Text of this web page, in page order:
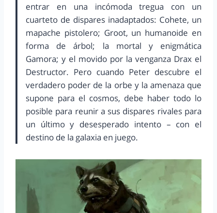
entrar en una incómoda tregua con un
cuarteto de dispares inadaptados: Cohete, un
mapache pistolero; Groot, un humanoide en
forma de árbol; la mortal y enigmática
Gamora; y el movido por la venganza Drax el
Destructor. Pero cuando Peter descubre el
verdadero poder de la orbe y la amenaza que
supone para el cosmos, debe haber todo lo
posible para reunir a sus dispares rivales para
un último y desesperado intento – con el
destino de la galaxia en juego.